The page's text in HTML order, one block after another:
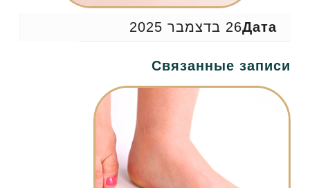
Дата26 בדצמבר 2025
Связанные записи